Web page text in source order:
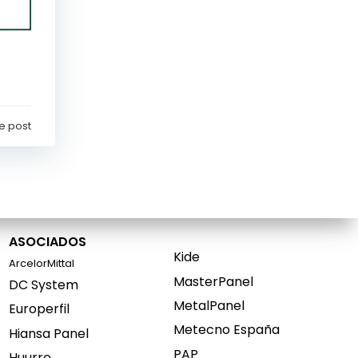
post
ASOCIADOS
ArcelorMittal
DC System
Europerfil
Hiansa Panel
Kide
MasterPanel
MetalPanel
Metecno España
PAP